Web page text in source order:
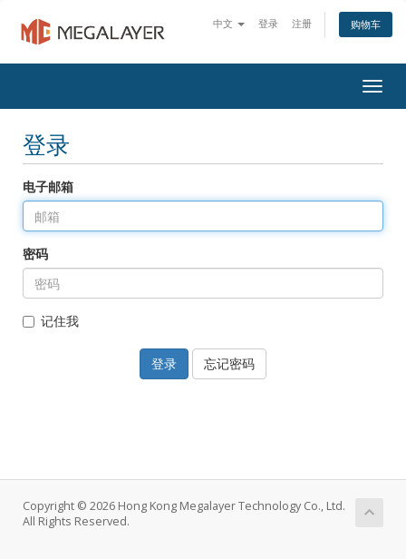
中文 登录 注册 购物车
登录
电子邮箱
密码
记住我
忘记密码
Copyright © 2026 Hong Kong Megalayer Technology Co., Ltd.
All Rights Reserved.